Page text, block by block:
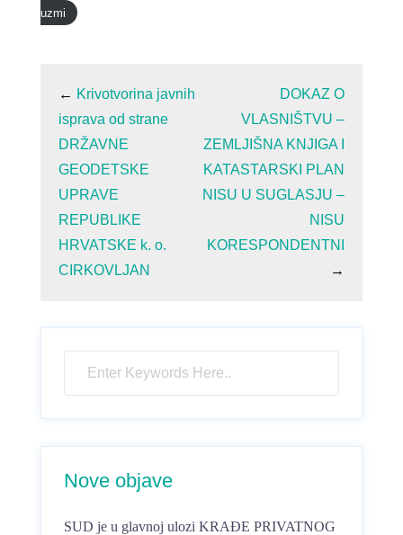
uzmi
← Krivotvorina javnih
isprava od strane
DRŽAVNE
GEODETSKE
UPRAVE
REPUBLIKE
HRVATSKE k. o.
CIRKOVLJAN
DOKAZ O
VLASNIŠTVU –
ZEMLJIŠNA KNJIGA I
KATASTARSKI PLAN
NISU U SUGLASJU –
NISU
KORESPONDENTNI
→
Nove objave
SUD je u glavnoj ulozi KRAĐE PRIVATNOG